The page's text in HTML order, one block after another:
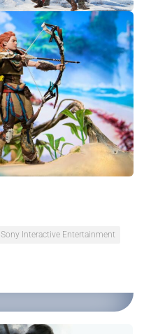
Sony Interactive Entertainment